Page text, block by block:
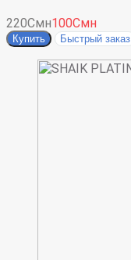
220Смн100Смн
Купить Быстрый заказ